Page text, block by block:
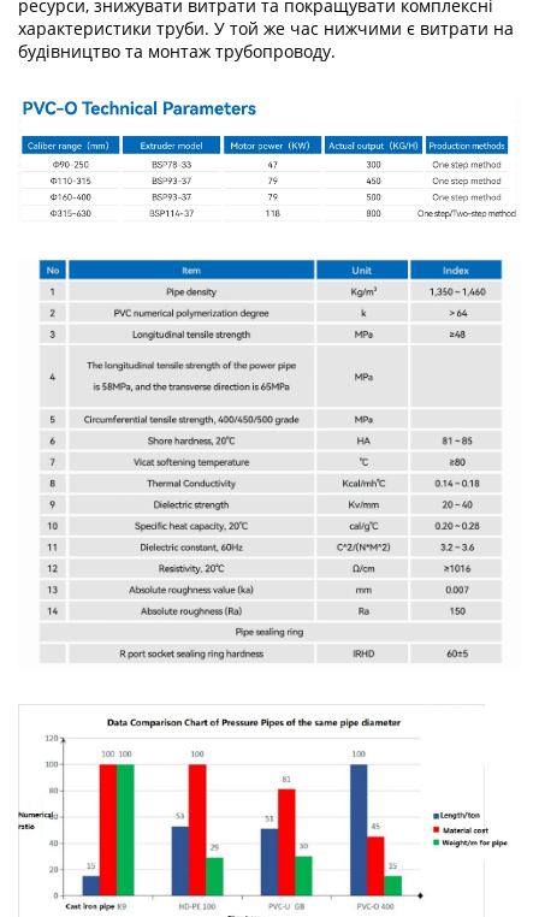
ресурси, знижувати витрати та покращувати комплексні
характеристики труби. У той же час нижчими є витрати на
будівництво та монтаж трубопроводу.